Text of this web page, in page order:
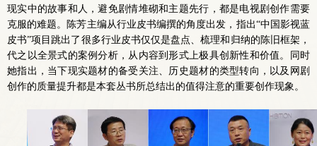
现实中的故事和人，避免剧情堆砌和主题先行，都是电视剧创作需要
克服的难题。陈芳主编从行业皮书编撰的角度出发，指出“中国影视蓝
皮书”项目跳出了很多行业皮书仅仅是盘点、梳理和归纳的陈旧框架，
代之以全景式的案例分析，从内容到形式上极具创新性和价值。同时
她指出，当下现实题材的备受关注、历史题材的类型转向，以及网剧
创作的质量提升都是本套丛书所总结出的值得注意的重要创作现象。